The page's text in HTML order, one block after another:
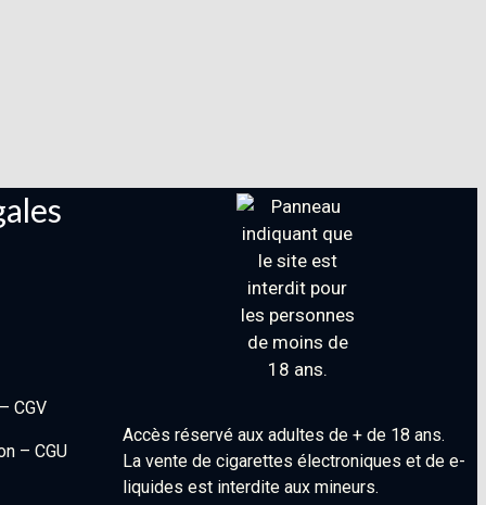
CGV
– CGU
Accès réservé aux adultes de + de 18 ans.
La vente de cigarettes électroniques et de e-
liquides est interdite aux mineurs.